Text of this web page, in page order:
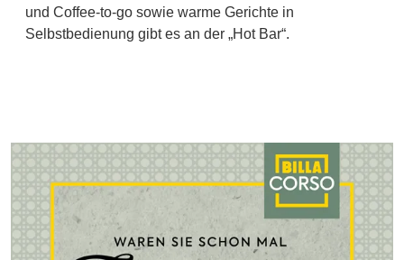
und Coffee-to-go sowie warme Gerichte in
Selbstbedienung gibt es an der „Hot Bar“.